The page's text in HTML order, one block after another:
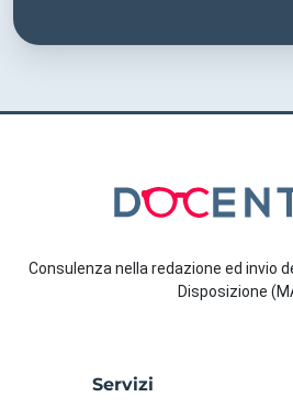
Consulenza nella redazione ed invio
Disposizione
Servizi